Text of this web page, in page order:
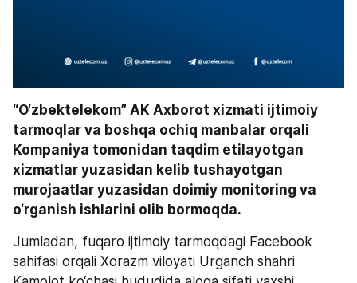
“O‘zbektelekom” AK Axborot xizmati ijtimoiy
tarmoqlar va boshqa ochiq manbalar orqali
Kompaniya tomonidan taqdim etilayotgan
xizmatlar yuzasidan kelib tushayotgan
murojaatlar yuzasidan doimiy monitoring va
o‘rganish ishlarini olib bormoqda.
Jumladan, fuqaro ijtimoiy tarmoqdagi Facebook
sahifasi orqali Xorazm viloyati Urganch shahri